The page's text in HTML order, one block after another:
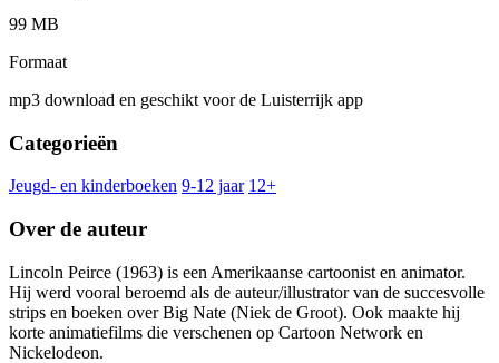
99 MB
Formaat
mp3 download en geschikt voor de Luisterrijk app
Categorieën
Jeugd- en kinderboeken 9-12 jaar 12+
Over de auteur
Lincoln Peirce (1963) is een Amerikaanse cartoonist en animator.
Hij werd vooral beroemd als de auteur/illustrator van de succesvolle
strips en boeken over Big Nate (Niek de Groot). Ook maakte hij
korte animatiefilms die verschenen op Cartoon Network en
Nickelodeon.